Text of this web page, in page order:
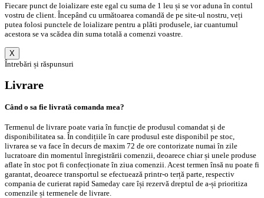
Fiecare punct de loializare este egal cu suma de 1 leu și se vor aduna în contul
vostru de client. Începând cu următoarea comandă de pe site-ul nostru, veți
putea folosi punctele de loializare pentru a plăti produsele, iar cuantumul
acestora se va scădea din suma totală a comenzi voastre.
X
Întrebări și răspunsuri
Livrare
Când o sa fie livrată comanda mea?
Termenul de livrare poate varia în funcție de produsul comandat și de
disponibilitatea sa. În condițiile în care produsul este disponibil pe stoc,
livrarea se va face în decurs de maxim 72 de ore contorizate numai în zile
lucratoare din momentul înregistrării comenzii, deoarece chiar și unele produse
aflate în stoc pot fi confecționate în ziua comenzii. Acest termen însă nu poate fi
garantat, deoarece transportul se efectuează printr-o terță parte, respectiv
compania de curierat rapid Sameday care își rezervă dreptul de a-și prioritiza
comenzile și termenele de livrare.